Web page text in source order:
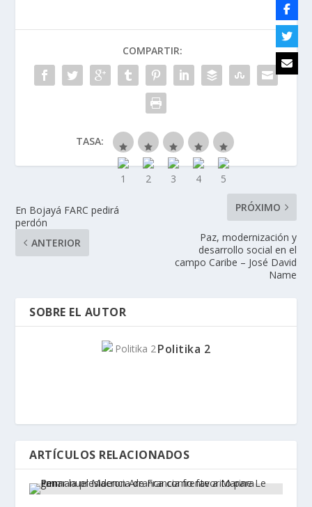
COMPARTIR:
TASA:
En Bojayá FARC pedirá
perdón
ANTERIOR
PRÓXIMO
Paz, modernización y
desarrollo social en el
campo Caribe – José David
Name
SOBRE EL AUTOR
Politika 2
ARTÍCULOS RELACIONADOS